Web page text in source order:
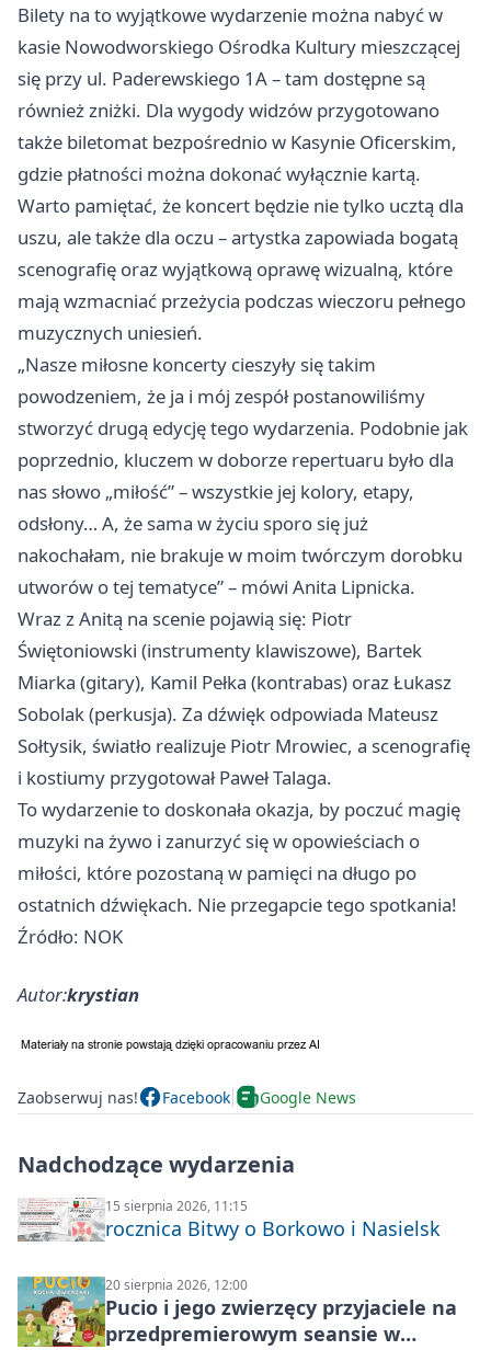
Bilety na to wyjątkowe wydarzenie można nabyć w
kasie Nowodworskiego Ośrodka Kultury mieszczącej
się przy ul. Paderewskiego 1A – tam dostępne są
również zniżki. Dla wygody widzów przygotowano
także biletomat bezpośrednio w Kasynie Oficerskim,
gdzie płatności można dokonać wyłącznie kartą.
Warto pamiętać, że koncert będzie nie tylko ucztą dla
uszu, ale także dla oczu – artystka zapowiada bogatą
scenografię oraz wyjątkową oprawę wizualną, które
mają wzmacniać przeżycia podczas wieczoru pełnego
muzycznych uniesień.
„Nasze miłosne koncerty cieszyły się takim
powodzeniem, że ja i mój zespół postanowiliśmy
stworzyć drugą edycję tego wydarzenia. Podobnie jak
poprzednio, kluczem w doborze repertuaru było dla
nas słowo „miłość” – wszystkie jej kolory, etapy,
odsłony… A, że sama w życiu sporo się już
nakochałam, nie brakuje w moim twórczym dorobku
utworów o tej tematyce” – mówi Anita Lipnicka.
Wraz z Anitą na scenie pojawią się: Piotr
Świętoniowski (instrumenty klawiszowe), Bartek
Miarka (gitary), Kamil Pełka (kontrabas) oraz Łukasz
Sobolak (perkusja). Za dźwięk odpowiada Mateusz
Sołtysik, światło realizuje Piotr Mrowiec, a scenografię
i kostiumy przygotował Paweł Talaga.
To wydarzenie to doskonała okazja, by poczuć magię
muzyki na żywo i zanurzyć się w opowieściach o
miłości, które pozostaną w pamięci na długo po
ostatnich dźwiękach. Nie przegapcie tego spotkania!
Źródło: NOK
Autor:krystian
Zaobserwuj nas! Facebook Google News
Nadchodzące wydarzenia
15 sierpnia 2026, 11:15
rocznica Bitwy o Borkowo i Nasielsk
20 sierpnia 2026, 12:00
Pucio i jego zwierzęcy przyjaciele na
przedpremierowym seansie w